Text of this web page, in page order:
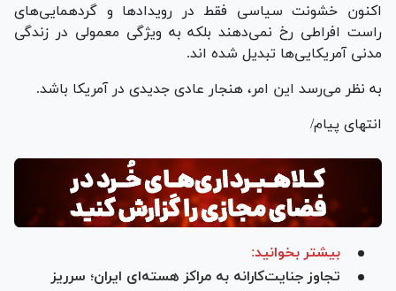
اکنون خشونت سیاسی فقط در رویدادها و گردهمایی‌های
راست افراطی رخ نمی‌دهند بلکه به ویژگی معمولی در زندگی
مدنی آمریکایی‌ها تبدیل شده اند.
به نظر می‌رسد این امر، هنجار عادی جدیدی در آمریکا باشد.
انتهای پیام/
بیشتر بخوانید:
تجاوز جنایت‌کارانه به مراکز هسته‌ای ایران؛ سرریز